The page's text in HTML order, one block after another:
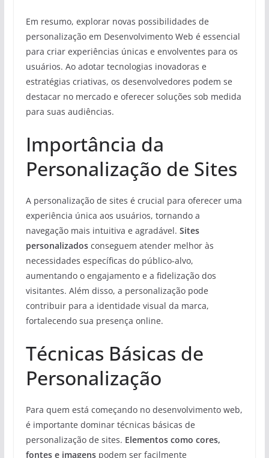
Em resumo, explorar novas possibilidades de
personalização em Desenvolvimento Web é essencial
para criar experiências únicas e envolventes para os
usuários. Ao adotar tecnologias inovadoras e
estratégias criativas, os desenvolvedores podem se
destacar no mercado e oferecer soluções sob medida
para suas audiências.
Importância da
Personalização de Sites
A personalização de sites é crucial para oferecer uma
experiência única aos usuários, tornando a
navegação mais intuitiva e agradável. Sites
personalizadosconseguem atender melhor às
necessidades específicas do público-alvo,
aumentando o engajamento e a fidelização dos
visitantes. Além disso, a personalização pode
contribuir para a identidade visual da marca,
fortalecendo sua presença online.
Técnicas Básicas de
Personalização
Para quem está começando no desenvolvimento web,
é importante dominar técnicas básicas de
personalização de sites. Elementos como cores,
fontes e imagenspodem ser facilmente